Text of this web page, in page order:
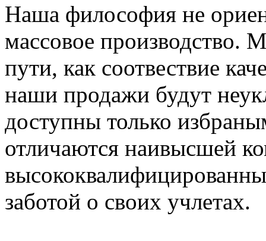
Наша философия не
массовое производство.
пути, как соотвествие
наши продажи будут
доступны только
отличаются наивысшей
заботой о своих учлетах.